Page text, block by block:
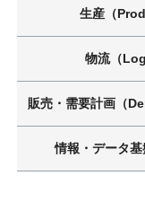
生産（
物流（
販売・需要計画（
情報・データ基